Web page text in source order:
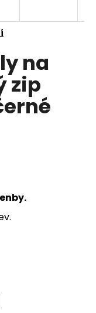
na
zip